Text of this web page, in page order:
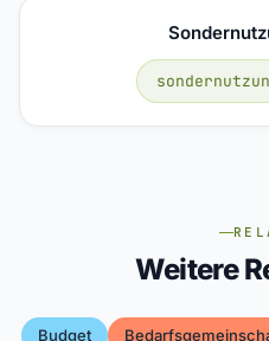
Weitere
Budget